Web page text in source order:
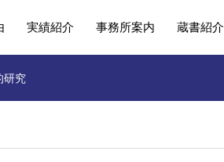
実績紹介 事務所案内 蔵書紹介
研究